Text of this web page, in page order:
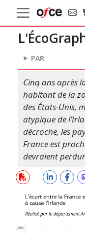
PAR
Cinq ans après
habitant de la
des États-Unis,
atypique de
décroche, les
France est
devraient